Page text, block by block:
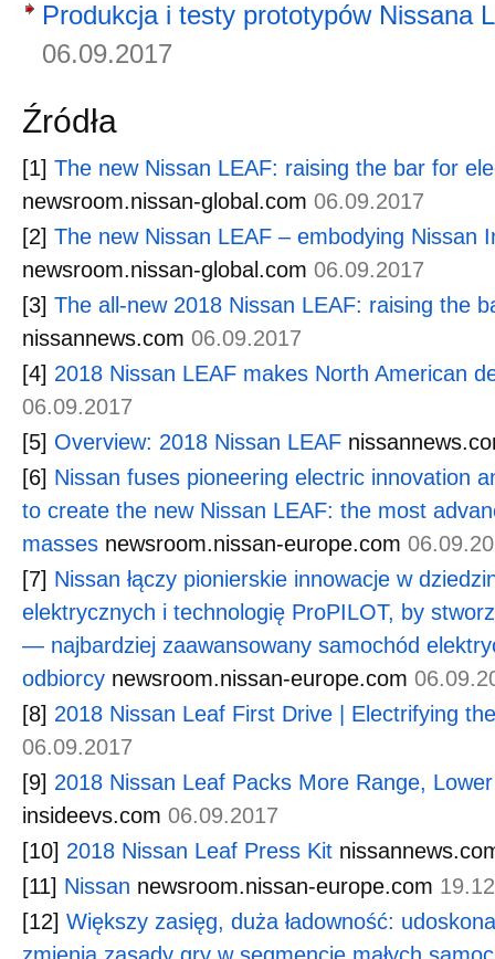
Produkcja i testy prototypów Nissana
06.09.2017
Źródła
[1] The new Nissan LEAF: raising the bar for
newsroom.nissan-global.com 06.09.2017
[2] The new Nissan LEAF – embodying Nissan
newsroom.nissan-global.com 06.09.2017
[3] The all-new 2018 Nissan LEAF: raising the
nissannews.com 06.09.2017
[4] 2018 Nissan LEAF makes North American
06.09.2017
[5] Overview: 2018 Nissan LEAF
[6] Nissan fuses pioneering electric innovation
to create the new Nissan LEAF: the most
masses newsroom.nissan-europe.com
[7] Nissan łączy pionierskie innowacje w
elektrycznych i technologię ProPILOT, by
— najbardziej zaawansowany samochód
odbiorcy newsroom.nissan-europe.com
[8] 2018 Nissan Leaf First Drive | Electrifying
06.09.2017
[9] 2018 Nissan Leaf Packs More Range,
insideevs.com 06.09.2017
[10] 2018 Nissan Leaf Press Kit
[11] Nissan newsroom.nissan-europe.com
[12] Większy zasięg, duża ładowność: